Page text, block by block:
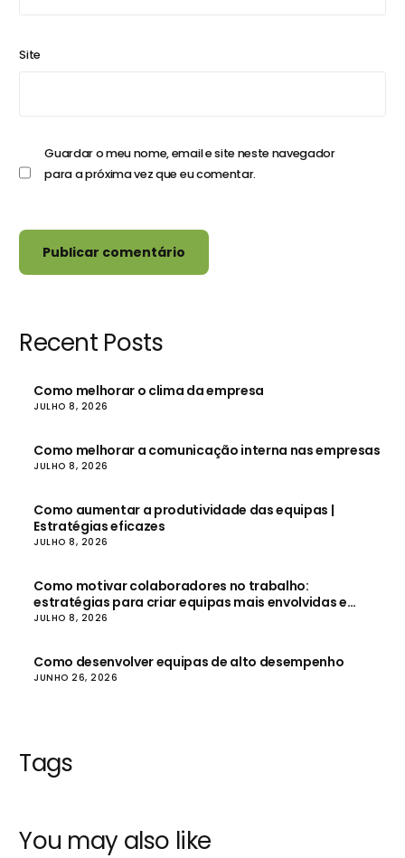
Site
Guardar o meu nome, email e site neste navegador
para a próxima vez que eu comentar.
Recent Posts
Como melhorar o clima da empresa
JULHO 8, 2026
Como melhorar a comunicação interna nas empresas
JULHO 8, 2026
Como aumentar a produtividade das equipas |
Estratégias eficazes
JULHO 8, 2026
Como motivar colaboradores no trabalho:
estratégias para criar equipas mais envolvidas e
produtivas
JULHO 8, 2026
Como desenvolver equipas de alto desempenho
JUNHO 26, 2026
Tags
You may also like